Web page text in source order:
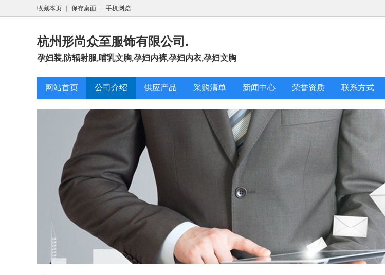
收藏本页 保存桌面 手机浏览
杭州形尚众至服饰有限公司.
孕妇装,防辐射服,哺乳文胸,孕妇内裤,孕妇内衣,孕妇文胸
网站首页 公司介绍 供应产品 采购清单 新闻中心 荣誉资质 联系方式